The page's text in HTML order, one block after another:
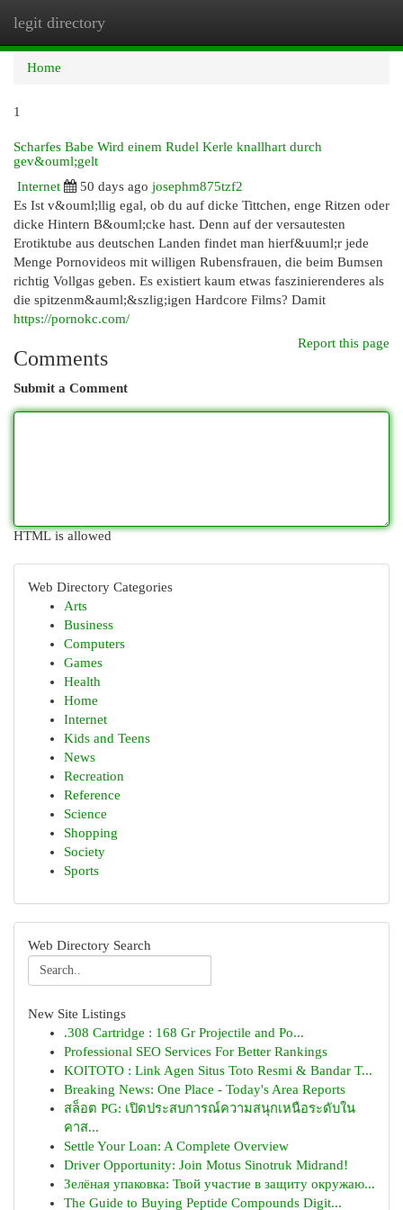
legit directory
Home
1
Scharfes Babe Wird einem Rudel Kerle knallhart durch
gev&ouml;gelt
Internet
50 days ago josephm875tzf2
Es Ist v&ouml;llig egal, ob du auf dicke Tittchen, enge Ritzen oder
dicke Hintern B&ouml;cke hast. Denn auf der versautesten
Erotiktube aus deutschen Landen findet man hierf&uuml;r jede
Menge Pornovideos mit willigen Rubensfrauen, die beim Bumsen
richtig Vollgas geben. Es existiert kaum etwas faszinierenderes als
die spitzenm&auml;&szlig;igen Hardcore Films? Damit
https://pornokc.com/
Report this page
Comments
Submit a Comment
HTML is allowed
Web Directory Categories
Arts
Business
Computers
Games
Health
Home
Internet
Kids and Teens
News
Recreation
Reference
Science
Shopping
Society
Sports
Web Directory Search
New Site Listings
.308 Cartridge : 168 Gr Projectile and Po...
Professional SEO Services For Better Rankings
KOITOTO : Link Agen Situs Toto Resmi & Bandar T...
Breaking News: One Place - Today's Area Reports
สล็อต PG: เปิดประสบการณ์ความสนุกเหนือระดับใน
คาส...
Settle Your Loan: A Complete Overview
Driver Opportunity: Join Motus Sinotruk Midrand!
Зелёная упаковка: Твой участие в защиту окружаю...
The Guide to Buying Peptide Compounds Digit...